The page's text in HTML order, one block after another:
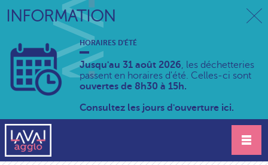
INFORMATION
HORAIRES D'ÉTÉ
Jusqu'au 31 août 2026, les déchetteries
passent en horaires d'été. Celles-ci sont
ouvertes de 8h30 à 15h.
Consultez les jours d'ouverture ici.